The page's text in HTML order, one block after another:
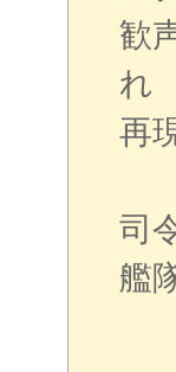
歓
れ
再
司
艦